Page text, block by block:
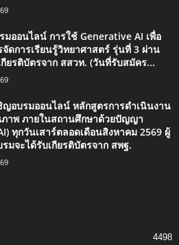
ออนไลน์ การใช้ Generative AI เพื่อ
จัดการเรียนรู้วิทยาศาสตร์ รุ่นที่ 3 ผ่าน
ยรติบัตรจาก สสวท. (วันที่รับสมัคร...
ญอบรมออนไลน์ หลักสูตรการดำเนินงาน
าพ ภายในสถานศึกษาด้วยปัญญา
ทุกวันเสาร์ตลอดเดือนสิงหาคม 2569 ผู้
มจะได้รับเกียรติบัตรจาก สพฐ.
4498